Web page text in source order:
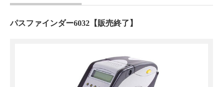
パスファインダー6032【販売終了】